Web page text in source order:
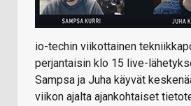
io-techin viikottainen
perjantaisin klo 15 live-
Sampsa ja Juha käyvät
viikon ajalta ajankohtaiset